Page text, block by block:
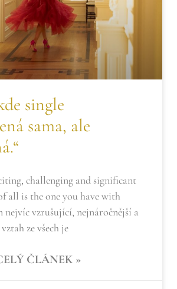
single
sama, ale
challenging and significant
all is the one you have with
nejvíc vzrušující, nejnáročnější a
ze všech je
ČLÁNEK »